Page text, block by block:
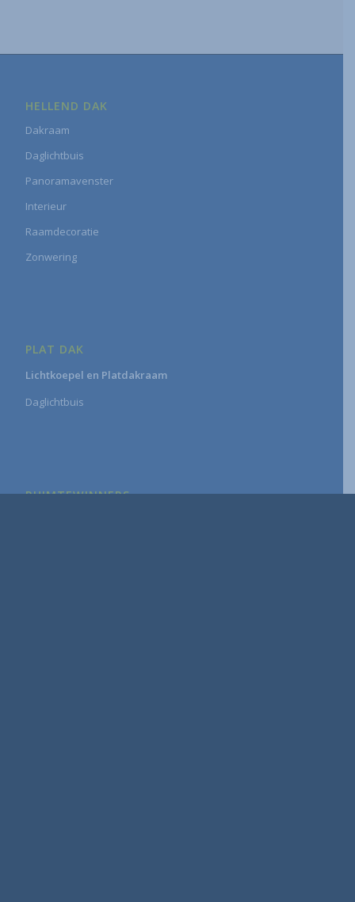
HELLEND DAK
Dakraam
Daglichtbuis
Panoramavenster
Interieur
Raamdecoratie
Zonwering
PLAT DAK
Lichtkoepel en Platdakraam
Daglichtbuis
RUIMTEWINNERS